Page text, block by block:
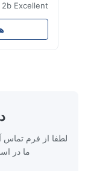
2b Excellent
steel is a
close to
touch. It is a
هم
لطفا از فرم تماس
ما در اسرع